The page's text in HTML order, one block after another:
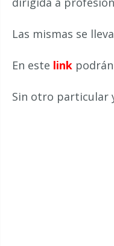
Las mismas se
En este link
Sin otro particular